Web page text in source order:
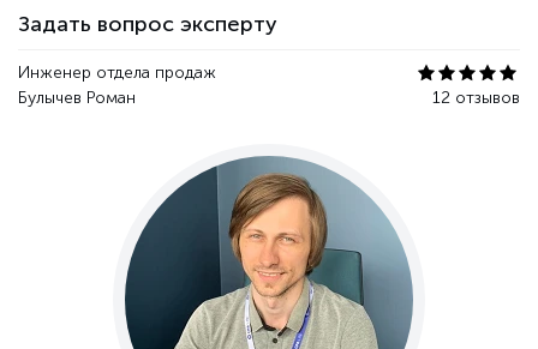
Задать вопрос эксперту
Инженер отдела продаж
Булычев Роман
12 отзывов